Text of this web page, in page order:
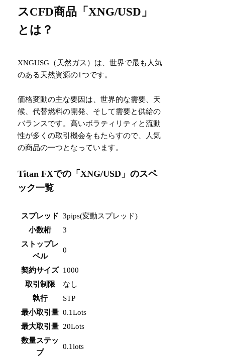
スCFD商品「XNG/USD」
とは？
XNGUSG（天然ガス）は、世界で最も人気
のある天然資源の1つです。
価格変動の主な要因は、世界的な需要、天
候、代替燃料の開発、そして需要と供給の
バランスです。高いボラティリティと流動
性が多くの取引機会をもたらすので、人気
の商品の一つとなっています。
Titan FXでの「XNG/USD」のスペ
ック一覧
スプレッド 3pips(変動スプレッド)
小数桁
3
ストップレ
ベル
0
契約サイズ 1000
取引制限
なし
執行
STP
最小取引量 0.1Lots
最大取引量 20Lots
数量ステッ
プ
0.1lots